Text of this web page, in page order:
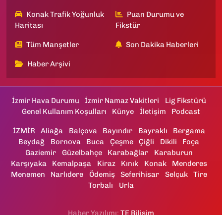
Konak Trafik Yoğunluk
Haritası
Puan Durumu ve
Fikstür
Tüm Manşetler Son Dakika Haberleri
Haber Arşivi
İzmir Hava Durumu İzmir Namaz Vakitleri
Lig Fikstürü
Genel Kullanım Koşulları
Künye İletişim Podcast
İZMİR Aliağa Balçova Bayındır Bayraklı
Bergama
Beydağ
Bornova Buca Çeşme Çiğli Dikili
Foça
Gaziemir
Güzelbahçe Karabağlar
Karaburun
Karşıyaka
Kemalpaşa Kiraz Kınık Konak
Menderes
Menemen
Narlıdere Ödemiş Seferihisar Selçuk
Tire
Torbalı
Urla
Haber Yazılımı: TE Bilişim